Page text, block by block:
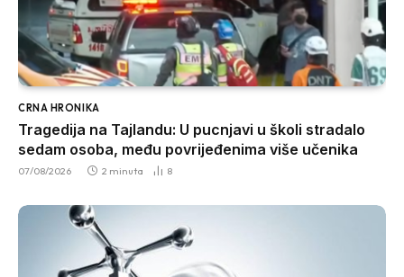
CRNA HRONIKA
Tragedija na Tajlandu: U pucnjavi u školi stradalo
sedam osoba, među povrijeđenima više učenika
07/08/2026 2 minuta 8